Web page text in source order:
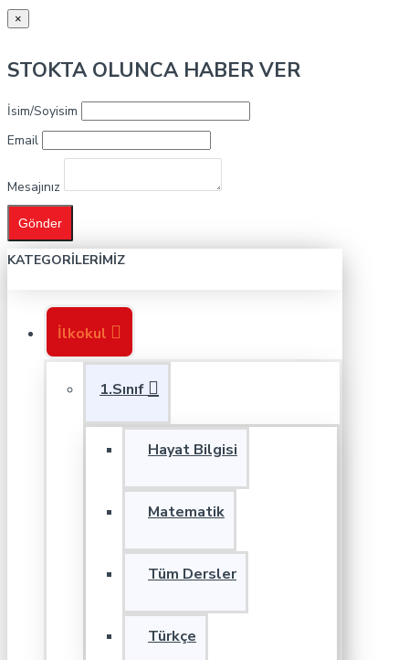
×
STOKTA OLUNCA HABER VER
İsim/Soyisim
Email
Mesajınız
Gönder
KATEGORILERIMIZ
İlkokul
1.Sınıf
Hayat Bilgisi
Matematik
Tüm Dersler
Türkçe